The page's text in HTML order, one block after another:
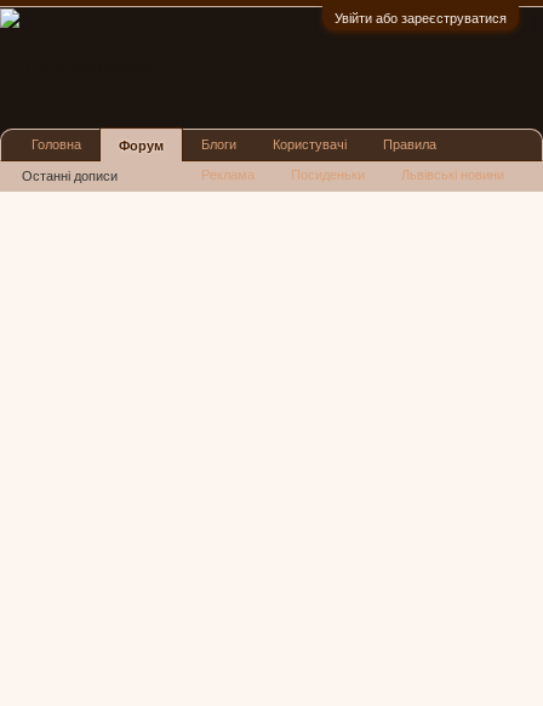
Увійти або зареєструватися
Головна Форум
Останні дописи
Блоги Користувачі Правила
Реклама Посиденьки Львівські новини